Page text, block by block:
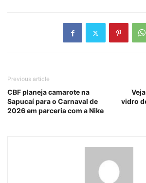
Previous article
CBF planeja camarote na
Sapucaí para o Carnaval de
2026 em parceria com a Nike
vidro